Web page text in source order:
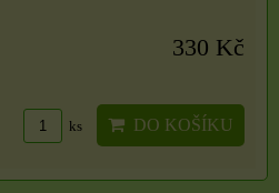
330 Kč
ks DO KOŠÍKU